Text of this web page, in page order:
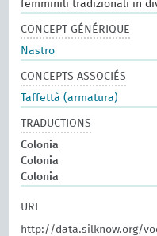
femminili tradizionali in
CONCEPT GÉNÉRIQUE
Nastro
CONCEPTS ASSOCIÉS
Taffettà (armatura)
TRADUCTIONS
Colonia
Colonia
Colonia
URI
http://data.silknow.org/